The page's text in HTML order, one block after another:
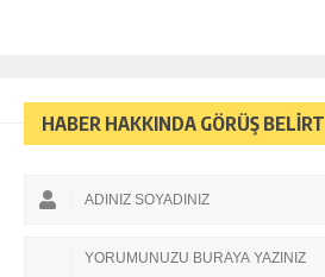
HABER HAKKINDA GÖRÜŞ BELİRT